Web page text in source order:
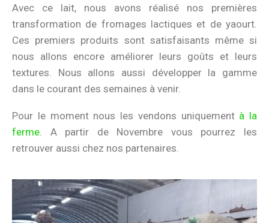
Avec ce lait, nous avons réalisé nos premières
transformation de fromages lactiques et de yaourt.
Ces premiers produits sont satisfaisants même si
nous allons encore améliorer leurs goûts et leurs
textures. Nous allons aussi développer la gamme
dans le courant des semaines à venir.
Pour le moment nous les vendons uniquement à la
ferme. A partir de Novembre vous pourrez les
retrouver aussi chez nos partenaires.